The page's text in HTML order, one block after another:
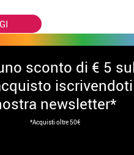
sconto di € 5
newsletter*
*Acquisti oltre 50€